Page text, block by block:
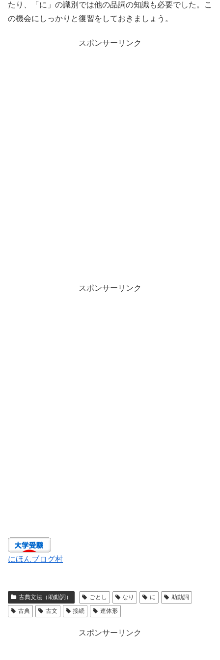
たり、「に」の識別では他の品詞の知識も必要でした。こ
の機会にしっかりと復習をしておきましょう。
スポンサーリンク
スポンサーリンク
にほんブログ村
古典文法（助動詞） ごとし なり に
助動詞
古典
古文 接続 連体形
スポンサーリンク